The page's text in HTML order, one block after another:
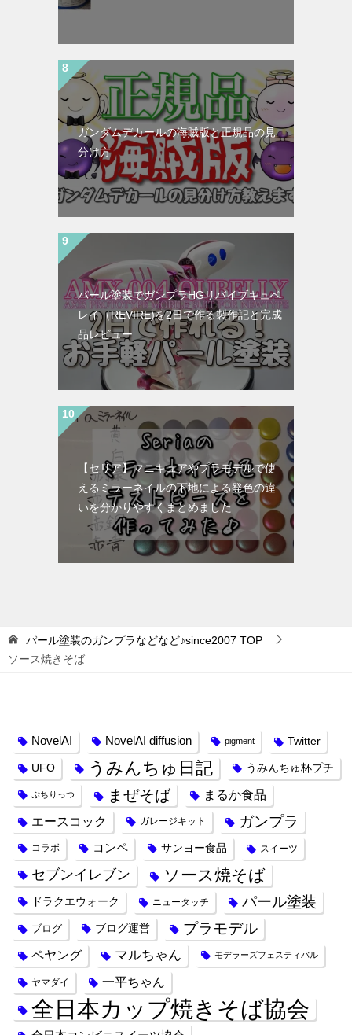
ガンダムデカールの海賊版と正規品の見
分け方
パール塗装でガンプラHGリバイブキュベ
レイ（REVIRE)を2日で作る製作記と完成
品レビュー
【セリア】マニキュアやプラモデルで使
えるミラーネイルの下地による発色の違
いを分かりやすくまとめました
パール塗装のガンプラなどなど♪since2007 TOP
ソース焼きそば
NovelAI NovelAI diffusion pigment Twitter
UFO うみんちゅ日記 うみんちゅ杯プチ
ぷちりっつ まぜそば
まるか食品
エースコック
ガレージキット ガンプラ
コラボ コンペ サンヨー食品 スイーツ
セブンイレブン ソース焼そば
ドラクエウォーク ニュータッチ パール塗装
ブログ ブログ運営 プラモデル
ペヤング マルちゃん モデラーズフェスティバル
ヤマダイ 一平ちゃん
全日本カップ焼きそば協会